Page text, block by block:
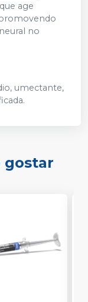
age
no
umectante,
gostar